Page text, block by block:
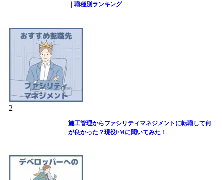
｜職種別ランキング
2
施工管理からファシリティマネジメントに転職して何
が良かった？現役FMに聞いてみた！